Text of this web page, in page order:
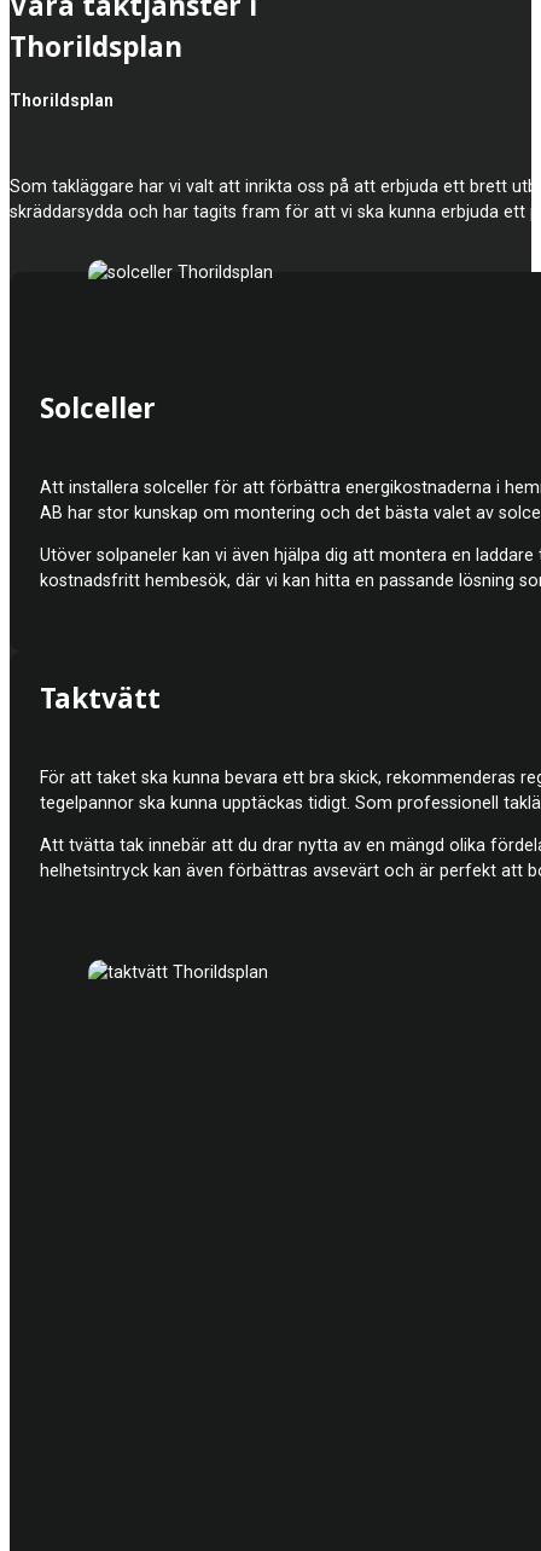
Thorildsplan
Thorildsplan
Som takläggare har vi valt att inrikta oss på att erbjuda ett brett
skräddarsydda och har tagits fram för att vi ska kunna erbjuda ett
Solceller
Att installera solceller för att förbättra energikostnaderna i
AB har stor kunskap om montering och det bästa valet av
Utöver solpaneler kan vi även hjälpa dig att montera en
kostnadsfritt hembesök, där vi kan hitta en passande lösning
Taktvätt
För att taket ska kunna bevara ett bra skick, rekommenderas
tegelpannor ska kunna upptäckas tidigt. Som professionell
Att tvätta tak innebär att du drar nytta av en mängd olika
helhetsintryck kan även förbättras avsevärt och är perfekt att